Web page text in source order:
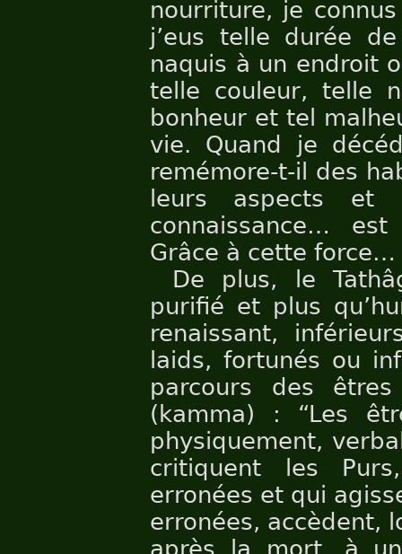
nourriture, je
j’eus telle durée
naquis à un endroit
telle couleur, telle
bonheur et tel
vie. Quand je
remémore-t-il des
leurs aspects et
connaissance…
Grâce à cette
De plus, le
purifié et plus
renaissant,
laids, fortunés ou
parcours des
(kamma) : “Les
physiquement,
critiquent les
erronées et qui
erronées, accèdent,
après la mort, à